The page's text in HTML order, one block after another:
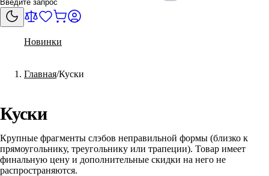
Новинки
Главная Куски
Куски
Крупные фрагменты слэбов неправильной формы (близко к
прямоугольнику, треугольнику или трапеции). Товар имеет
финальную цену и дополнительные скидки на него не
распространяются.